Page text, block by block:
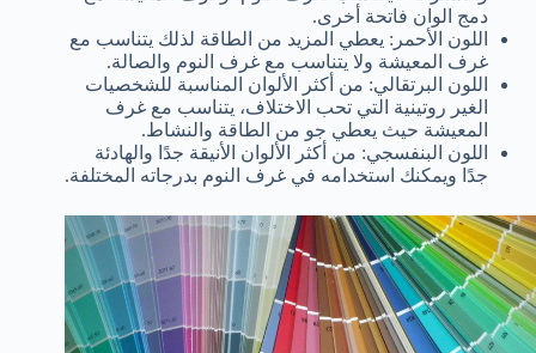
دمج الوان فاتحة أخرى.
اللون الأحمر: يعطي المزيد من الطاقة لذلك يتناسب مع
غرف المعيشة ولا يتناسب مع غرف النوم والصالة.
اللون البرتقالي: من أكثر الألوان المناسبة للشخصيات
الغير روتينية التي تحب الاختلاف، يتناسب مع غرف
المعيشة حيث يعطي جو من الطاقة والنشاط.
اللون البنفسجي: من أكثر الألوان الأنيقة جدًا والهادئة
جدًا ويمكنك استخدامه في غرف النوم بدرجاته المختلفة.